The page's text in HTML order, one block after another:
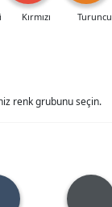
Kırmızı Turuncu
renk grubunu seçin.